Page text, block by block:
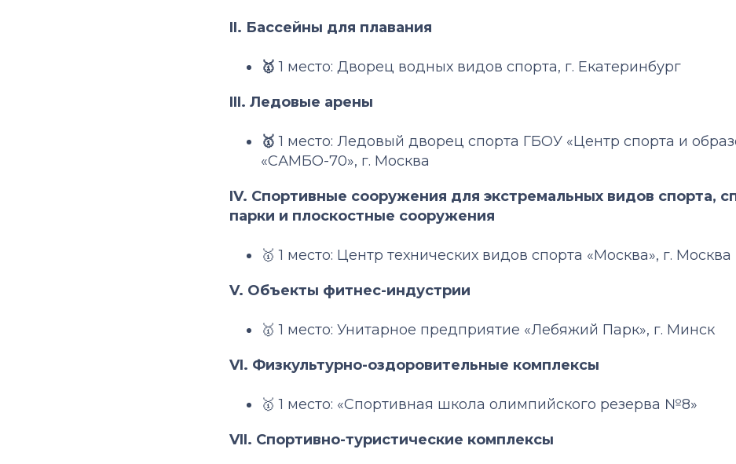
II. Бассейны для плавания
🥇1 место: Дворец водных видов спорта, г. Екатеринбург
III. Ледовые арены
🥇1 место: Ледовый дворец спорта ГБОУ «Центр спорта и
«САМБО-70», г. Москва
IV. Спортивные сооружения для экстремальных видов спорта,
парки и плоскостные сооружения
🥇 1 место: Центр технических видов спорта «Москва», г. Москва
V. Объекты фитнес-индустрии
🥇 1 место: Унитарное предприятие «Лебяжий Парк», г. Минск
VI. Физкультурно-оздоровительные комплексы
🥇 1 место: «Спортивная школа олимпийского резерва №8»
VII. Спортивно-туристические комплексы